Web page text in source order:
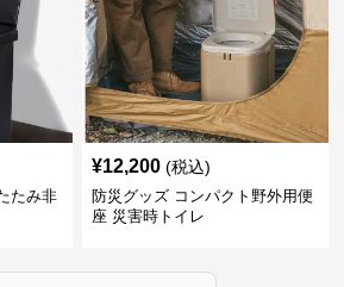
たみ非
¥12,200 (税込)
防災グッズ コンパクト野外用便
座 災害時トイレ